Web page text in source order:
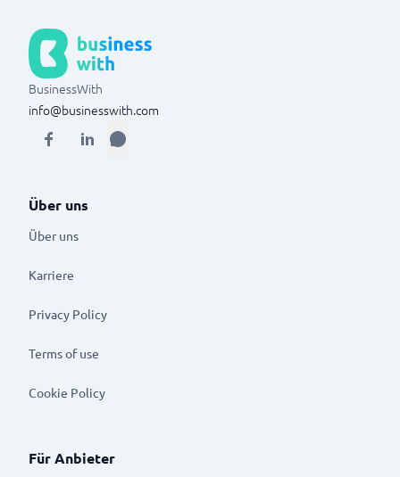
BusinessWith
info@businesswith.com
Über uns
Über uns
Karriere
Privacy Policy
Terms of use
Cookie Policy
Für Anbieter